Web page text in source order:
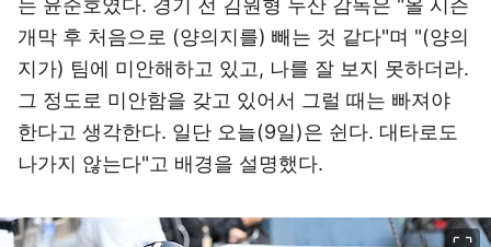
는 윤준호였다. 경기 전 김원형 두산 감독은 "올 시즌
개막 후 처음으로 (양의지를) 빼는 것 같다"며 "(양의
지가) 팀에 미안해하고 있고, 나를 잘 보지 못하더라.
그 정도로 미안함을 갖고 있어서 그럴 때는 빠져야
한다고 생각한다. 일단 오늘(9일)은 쉰다. 대타로도
나가지 않는다"고 배경을 설명했다.